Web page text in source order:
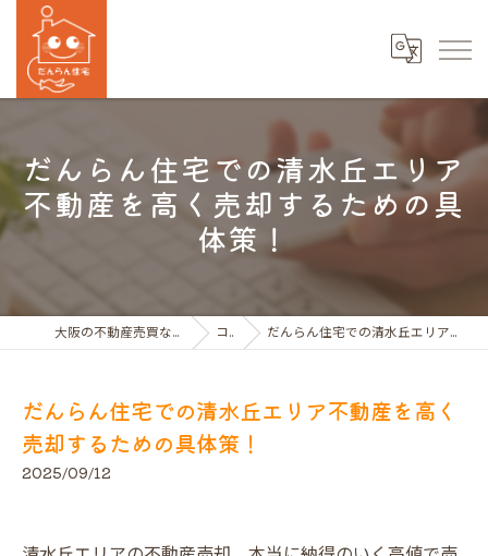
だんらん住宅での清水丘エリア
不動産を高く売却するための具
体策！
大阪の不動産売買ならだんらん住宅株式会社 コラム だんらん住宅での清水丘エリア不動産を高く売却するための具体策！
だんらん住宅での清水丘エリア不動産を高く
売却するための具体策！
2025/09/12